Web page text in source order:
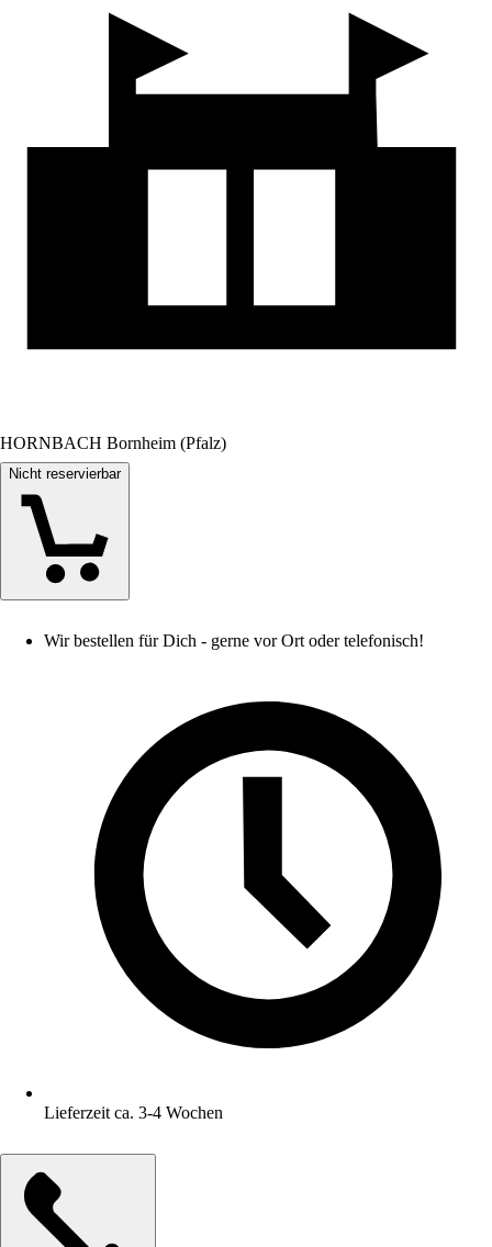
HORNBACH Bornheim (Pfalz)
Nicht reservierbar
Wir bestellen für Dich - gerne vor Ort oder telefonisch!
Lieferzeit ca. 3-4 Wochen